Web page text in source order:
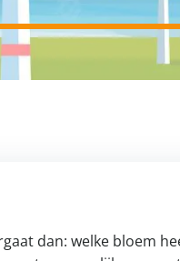
dan: welke bloem